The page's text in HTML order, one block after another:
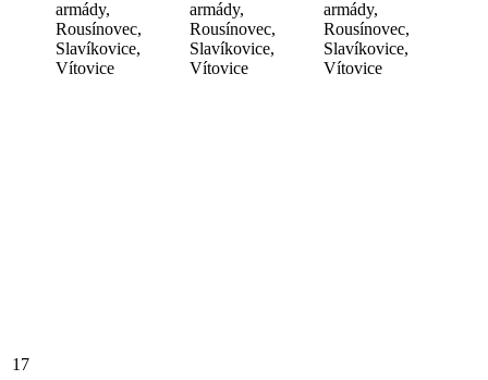
armády,
Rousínovec,
Slavíkovice,
Vítovice
armády,
Rousínovec,
Slavíkovice,
Vítovice
armády,
Rousínovec,
Slavíkovice,
Vítovice
17